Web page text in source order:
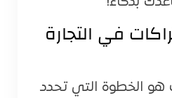
في التجارة
هو الخطوة التي تحدد